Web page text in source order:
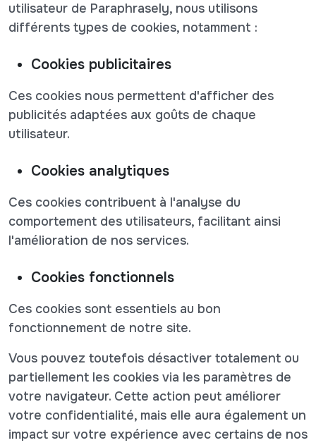
utilisateur de Paraphrasely, nous utilisons
différents types de cookies, notamment :
Cookies publicitaires
Ces cookies nous permettent d'afficher des
publicités adaptées aux goûts de chaque
utilisateur.
Cookies analytiques
Ces cookies contribuent à l'analyse du
comportement des utilisateurs, facilitant ainsi
l'amélioration de nos services.
Cookies fonctionnels
Ces cookies sont essentiels au bon
fonctionnement de notre site.
Vous pouvez toutefois désactiver totalement ou
partiellement les cookies via les paramètres de
votre navigateur. Cette action peut améliorer
votre confidentialité, mais elle aura également un
impact sur votre expérience avec certains de nos